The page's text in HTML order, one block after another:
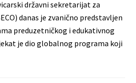
državni sekretarijat za
danas je zvanično predstavljen
preduzetničkog i edukativnog
je dio globalnog programa koji